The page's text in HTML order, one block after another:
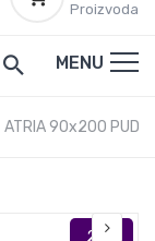
Proizvoda
MENU
ATRIA 90x200